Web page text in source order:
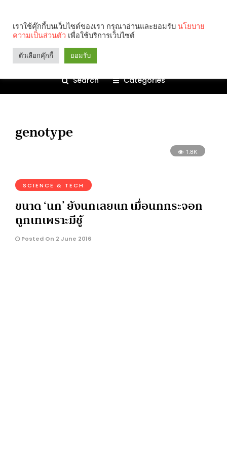
Search Categories
genotype
1.8K
SCIENCE & TECH
ขนาด ‘นก’ ยังนกเลยแก เมื่อนกกระจอก
ถูกเทเพราะมีชู้
Posted On 2 June 2016
เราใช้คุ๊กกี้บนเว็บไซต์ของเรา กรุณาอ่านและยอมรับ นโยบาย
ความเป็นส่วนตัว เพื่อใช้บริการเว็บไซต์
ตัวเลือกคุ๊กกี้ ยอมรับ